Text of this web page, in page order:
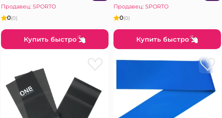
Продавец: SPORTO
0(0)
Купить быстро
Продавец: SPORTO
0(0)
Купить быстро